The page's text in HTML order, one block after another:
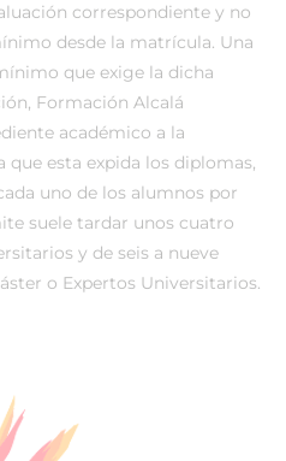
correspondiente y no
desde la matrícula. Una
que exige la dicha
Formación Alcalá
académico a la
que esta expida los diplomas,
uno de los alumnos por
suele tardar unos cuatro
y de seis a nueve
o Expertos Universitarios.